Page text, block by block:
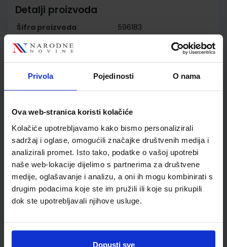
Privola Pojedinosti O nama
Ova web-stranica koristi kolačiće
Kolačiće upotrebljavamo kako bismo personalizirali
sadržaj i oglase, omogućili značajke društvenih medija i
analizirali promet. Isto tako, podatke o vašoj upotrebi
naše web-lokacije dijelimo s partnerima za društvene
medije, oglašavanje i analizu, a oni ih mogu kombinirati s
drugim podacima koje ste im pružili ili koje su prikupili
dok ste upotrebljavali njihove usluge.
Dopusti sve
Detalji proizvoda
Šifra proizvoda
596183
Nakladnik
PROFIL KLETT d.o.o.
Danijela Bajić
Školski razred
Nastavni predmet
KEMIJA
Reg br min
8193